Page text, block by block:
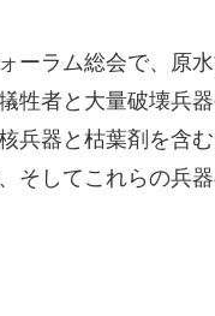
ーラム総会で、原
牲者と大量破壊兵
兵器と枯葉剤を含
そしてこれらの兵